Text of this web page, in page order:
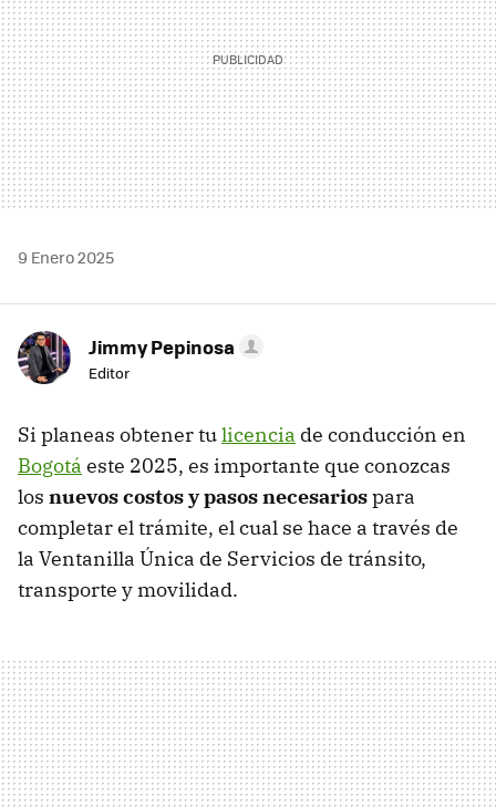
9 Enero 2025
Jimmy Pepinosa
Editor
Si planeas obtener tulicencia de conducción en
Bogotá este 2025, es importante que conozcas
los nuevos costos y pasos necesariospara
completar el trámite, el cual se hace a través de
la Ventanilla Única de Servicios de tránsito,
transporte y movilidad.